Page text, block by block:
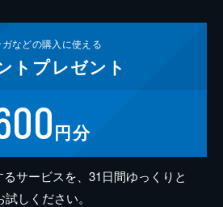
ガなどの購入に使える
ト プレゼント
円分
サービスを、31日間ゆっくりと
試しください。